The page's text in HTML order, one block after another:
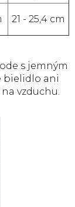
21 - 25,4 cm
s jemným
bielidlo ani
vzduchu.